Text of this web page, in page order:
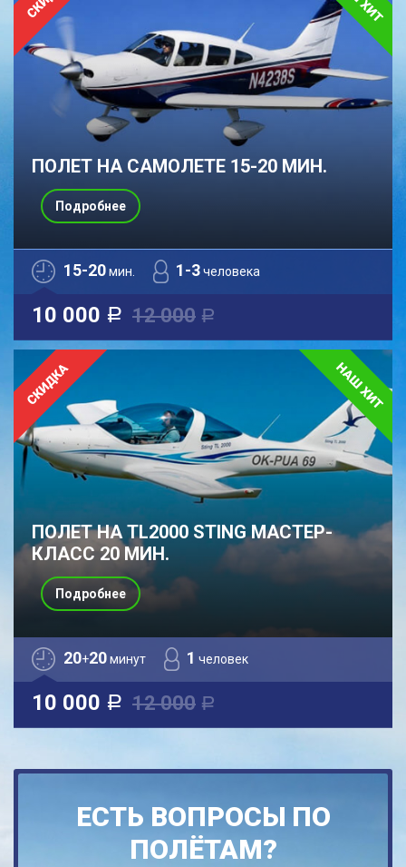
ПОЛЕТ НА САМОЛЕТЕ 15-20 МИН.
15-20мин. 1-3человека
10 000 a 12 000 a
Подробнее
ПОЛЕТ НА TL2000 STING МАСТЕР-
КЛАСС 20 МИН.
20+20минут 1 человек
10 000 a 12 000 a
Подробнее
ЕСТЬ ВОПРОСЫ ПО
ПОЛЁТАМ?